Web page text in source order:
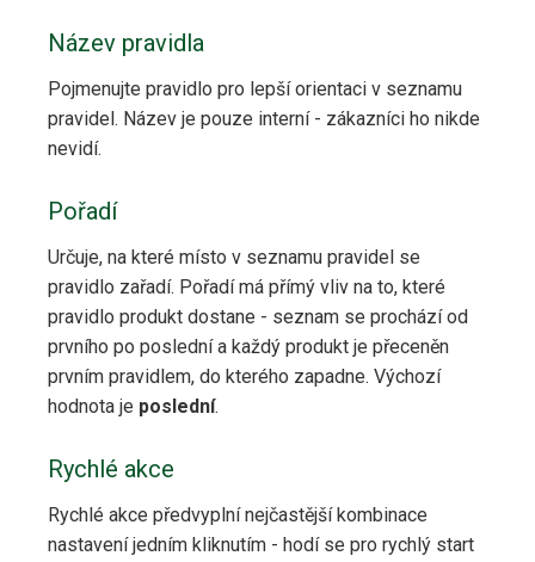
Název pravidla
Pojmenujte pravidlo pro lepší orientaci v seznamu
pravidel. Název je pouze interní - zákazníci ho nikde
nevidí.
Pořadí
Určuje, na které místo v seznamu pravidel se
pravidlo zařadí. Pořadí má přímý vliv na to, které
pravidlo produkt dostane - seznam se prochází od
prvního po poslední a každý produkt je přeceněn
prvním pravidlem, do kterého zapadne. Výchozí
hodnota je poslední.
Rychlé akce
Rychlé akce předvyplní nejčastější kombinace
nastavení jedním kliknutím - hodí se pro rychlý start